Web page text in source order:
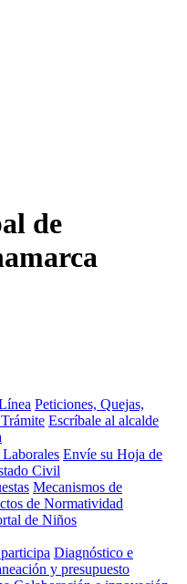
de
Peticiones, Quejas,
Escríbale al alcalde
Envíe su Hoja de
Civil
Mecanismos de
de Normatividad
de Niños
Diagnóstico e
y presupuesto